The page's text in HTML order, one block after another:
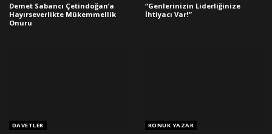
Demet Sabancı Çetindoğan’a
Hayırseverlikte Mükemmellik
Onuru
“Genlerinizin Liderliğinize
İhtiyacı Var!”
DAVETLER KONUK YAZAR